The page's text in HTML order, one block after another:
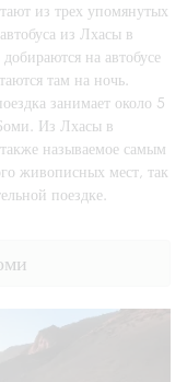
из трех упомянутых
из Лхасы в
на автобусе
там на ночь.
занимает около 5
Из Лхасы в
называемое самым
живописных мест, так
поездке.